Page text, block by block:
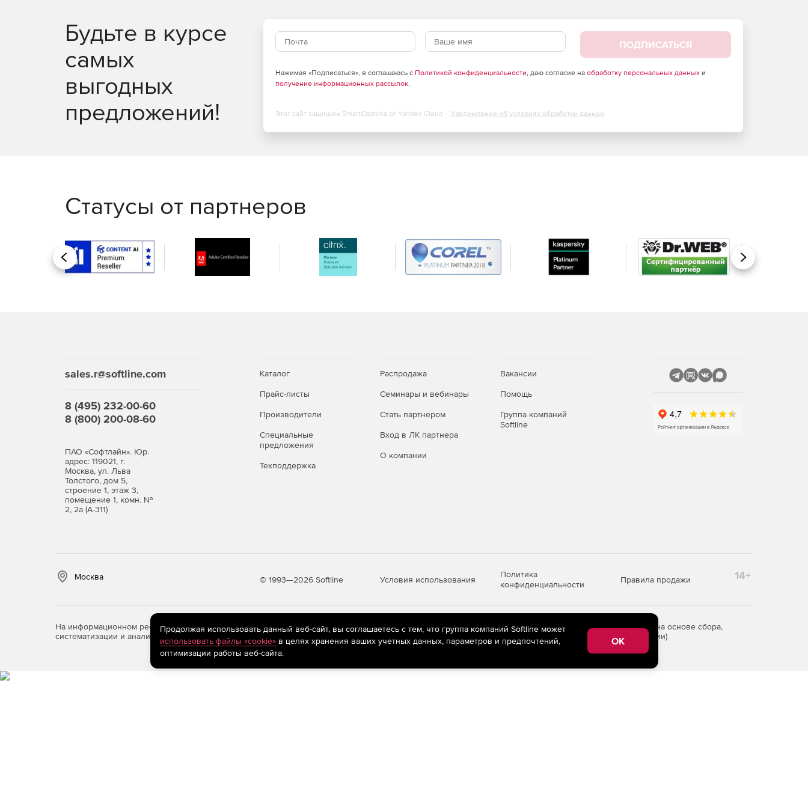
Периодичность и объем работ по техническому обслуживанию.
Основные приемы ремонта ходовых частей, кузовов и сцепных устройств.
4. Диагностирование и предотвращение неисправностей
Наиболее распространенные поломки вагонеток и их причины.
5. Правила безопасной эксплуатации вагонеток
Нормы загрузки и разгрузки вагонеток.
Режимы движения вагонеток в забоях и околоствольных дворах.
карьеру в отрасли.
Будьте в курсе
самых
выгодных
предложений!
ПОДПИСАТЬСЯ
Нажимая «Подписаться», я соглашаюсь с Политикой конфиденциальности, даю согласие на обработку персональных данныхи
получение информационных рассылок.
Этот сайт защищен SmartCaptcha от Yandex Cloud - Уведомление об условиях обработки данных
Статусы от партнеров
Назад Вперед
sales.r@softline.com
8 (495) 232-00-60
8 (800) 200-08-60
ПАО «Софтлайн». Юр.
адрес: 119021, г.
Москва, ул. Льва
Толстого, дом 5,
строение 1, этаж 3,
помещение 1, комн. №
2, 2а (А-311)
Каталог
Прайс-листы
Производители
Специальные
предложения
Техподдержка
Распродажа
Семинары и вебинары
Стать партнером
Вход в ЛК партнера
О компании
Вакансии
Помощь
Группа компаний
Softline
Москва © 1993—2026 Softline Условия использования
Политика
конфиденциальности
Правила продажи 14+
На информационном ресурсе store.softline.ru применяютсярекомендательные технологии(информационные технологии предоставления информации на основе сбора,
систематизации и анализа сведений, относящихся к предпочтениям пользователей сети «Интернет», находящихся на территории Российской Федерации)
Продолжая использовать данный веб-сайт, вы соглашаетесь с тем, что группа компаний Softline может
использовать файлы «cookie»в целях хранения ваших учетных данных, параметров и предпочтений,
оптимизации работы веб-сайта.
OK